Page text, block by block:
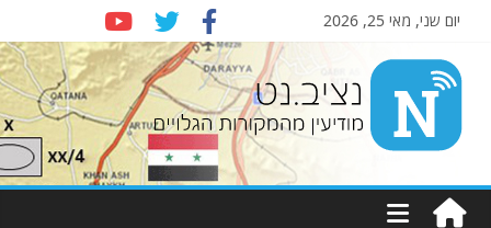
יום שני, מאי 25, 2026
Nziv.net
מודיעין
מהמקורות